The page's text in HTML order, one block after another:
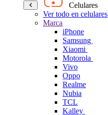
Celulares
Ver todo en celulares
Marca
iPhone
Samsung
Xiaomi
Motorola
Vivo
Oppo
Realme
Nubia
TCL
Kalley